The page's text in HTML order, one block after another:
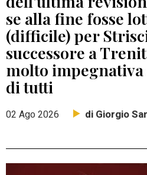
se alla fine fosse
(difficile) per
successore a
molto
di tutti
02 Ago 2026 di Giorgio